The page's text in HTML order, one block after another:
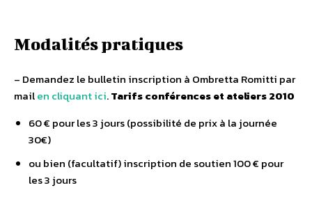
Modalités pratiques
– Demandez le bulletin inscription à Ombretta Romitti par
mailen cliquant ici.Tarifs conférences et ateliers 2010
60 € pour les 3 jours (possibilité de prix à la journée
30€)
ou bien (facultatif) inscription de soutien 100 € pour
les 3 jours